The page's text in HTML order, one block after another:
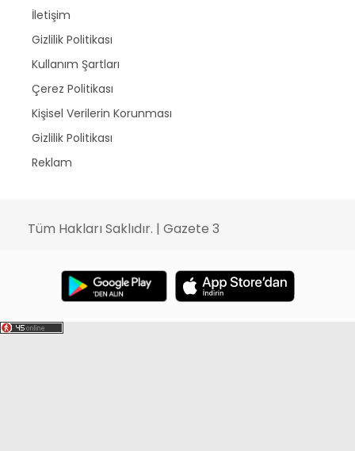
İletişim
Gizlilik Politikası
Kullanım Şartları
Çerez Politikası
Kişisel Verilerin Korunması
Gizlilik Politikası
Reklam
Tüm Hakları Saklıdır. | Gazete 3